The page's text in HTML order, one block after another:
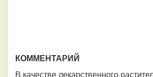
КОММЕНТАРИЙ
В качестве лекарственного